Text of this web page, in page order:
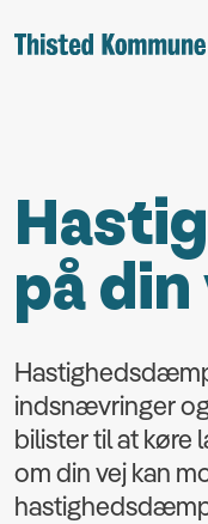
på din
indsnævringer
bilister til at køre
om din vej kan